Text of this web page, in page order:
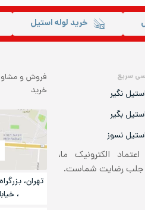
خرید لوله استیل
سریع
نگیر
بگیر
نسوز
اعتماد الکترونیک ما،
جلب رضایت شماست.
فروش و
خرید
تهران،
،